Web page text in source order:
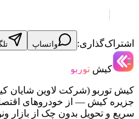
اشتراک‌گذاری: واتساپ
کیش توربو
کیش توربو (شرکت لاوین شایان
جزیره کیش — از خودروهای
سریع و تحویل بدون چک از بازار